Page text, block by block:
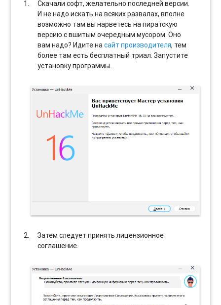
Скачали софт, желательно последней версии.
И не надо искать на всяких развалах, вполне
возможно там вы нарветесь на пиратскую
версию с вшитым очередным мусором. Оно
вам надо? Идите насайт производителя, тем
более там есть бесплатный триал. Запустите
установку программы.
Затем следует принять лицензионное
соглашение.